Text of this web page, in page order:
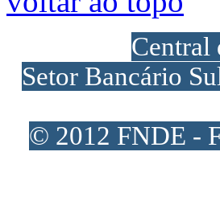
Central
Setor Bancário
© 2012 FNDE -